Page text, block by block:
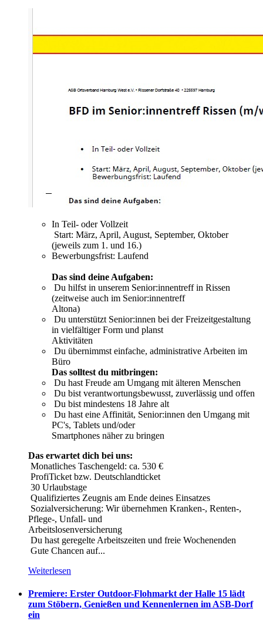
In Teil- oder Vollzeit
Start: März, April, August, September, Oktober
(jeweils zum 1. und 16.)
Bewerbungsfrist: Laufend
Das sind deine Aufgaben:
Du hilfst in unserem Senior:innentreff in Rissen
(zeitweise auch im Senior:innentreff
Altona)
Du unterstützt Senior:innen bei der Freizeitgestaltung
in vielfältiger Form und planst
Aktivitäten
Du übernimmst einfache, administrative Arbeiten im
Büro
Das solltest du mitbringen:
Du hast Freude am Umgang mit älteren Menschen
Du bist verantwortungsbewusst, zuverlässig und offen
Du bist mindestens 18 Jahre alt
Du hast eine Affinität, Senior:innen den Umgang mit
PC's, Tablets und/oder
Smartphones näher zu bringen
Das erwartet dich bei uns:
Monatliches Taschengeld: ca. 530 €
ProfiTicket bzw. Deutschlandticket
30 Urlaubstage
Qualifiziertes Zeugnis am Ende deines Einsatzes
Sozialversicherung: Wir übernehmen Kranken-, Renten-,
Pflege-, Unfall- und
Arbeitslosenversicherung
Du hast geregelte Arbeitszeiten und freie Wochenenden
Gute Chancen auf...
Weiterlesen
Premiere: Erster Outdoor-Flohmarkt der Halle 15 lädt
zum Stöbern, Genießen und Kennenlernen im ASB-Dorf
ein